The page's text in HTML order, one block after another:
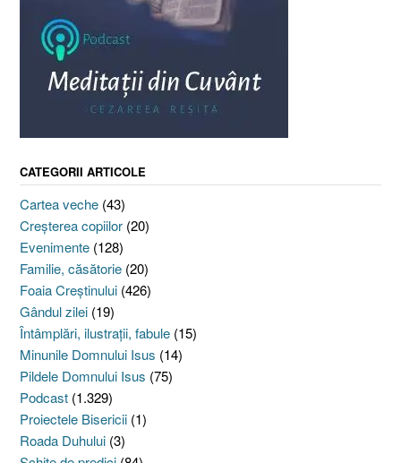
CATEGORII ARTICOLE
Cartea veche (43)
Creşterea copiilor (20)
Evenimente (128)
Familie, căsătorie (20)
Foaia Creştinului (426)
Gândul zilei (19)
Întâmplări, ilustraţii, fabule (15)
Minunile Domnului Isus (14)
Pildele Domnului Isus (75)
Podcast (1.329)
Proiectele Bisericii (1)
Roada Duhului (3)